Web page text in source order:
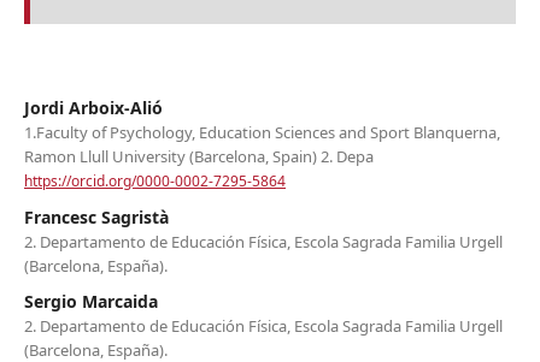
Jordi Arboix-Alió
1.Faculty of Psychology, Education Sciences and Sport Blanquerna,
Ramon Llull University (Barcelona, Spain) 2. Depa
https://orcid.org/0000-0002-7295-5864
Francesc Sagristà
2. Departamento de Educación Física, Escola Sagrada Familia Urgell
(Barcelona, España).
Sergio Marcaida
2. Departamento de Educación Física, Escola Sagrada Familia Urgell
(Barcelona, España).